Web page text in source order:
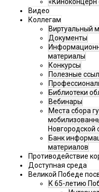
Видео
Коллегам
Виртуальный
Документы
материалы
Конкурсы
Полезные
Библиотеки
Вебинары
Места сбора
Новгородской
Банк
материалов
Противодействие
Доступная среда
Великой Победе
К 65-летию